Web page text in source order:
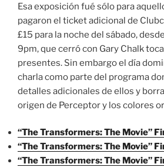
Esa exposición fué sólo para
pagaron el ticket adicional de
£15 para la noche del sábado,
9pm, que cerró con Gary Chalk
presentes. Sin embargo el día
charla como parte del programa
detalles adicionales de ellos y
origen de Perceptor y los colores
“The Transformers: The Movie”
“The Transformers: The Movie”
“The Transformers: The Movie”